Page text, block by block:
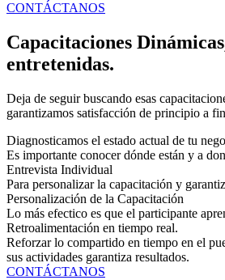
CONTÁCTANOS
Capacitaciones
entretenidas.
Deja de seguir buscando esas
garantizamos satisfacción de principio a
Diagnosticamos el estado actual de tu
Es importante conocer dónde están y a
Entrevista Individual
Para personalizar la capacitación y
Personalización de la Capacitación
Lo más efectico es que el participante
Retroalimentación en tiempo real.
Reforzar lo compartido en tiempo en el
sus actividades garantiza resultados.
CONTÁCTANOS